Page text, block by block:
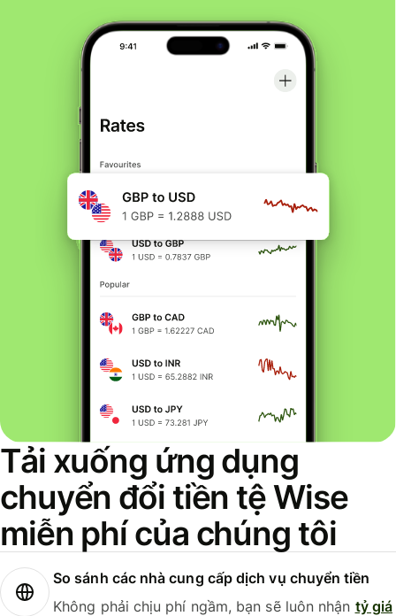
Tải xuống ứng dụng
chuyển đổi tiền tệ Wise
miễn phí của chúng tôi
So sánh các nhà cung cấp dịch vụ chuyển tiền
Không phải chịu phí ngầm, bạn sẽ luôn nhận tỷ giá